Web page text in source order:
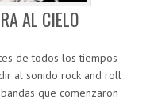
AL CIELO
de todos los tiempos
al sonido rock and roll
que comenzaron